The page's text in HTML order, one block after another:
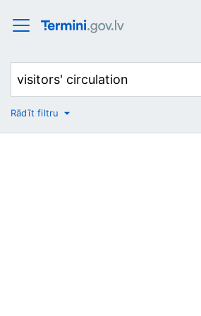
No
Rādīt filtru